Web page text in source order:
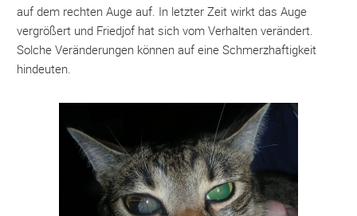
auf dem rechten Auge auf. In letzter Zeit wirkt das Auge
vergrößert und Friedjof hat sich vom Verhalten verändert.
Solche Veränderungen können auf eine Schmerzhaftigkeit
hindeuten.